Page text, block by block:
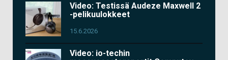
Video: Testissä Audeze Maxwell 2
-pelikuulokkeet
15.6.2026
Video: io-techin